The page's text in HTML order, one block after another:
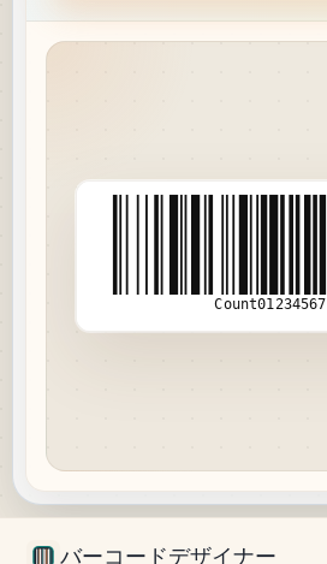
Count01234567
バーコードデザイナー